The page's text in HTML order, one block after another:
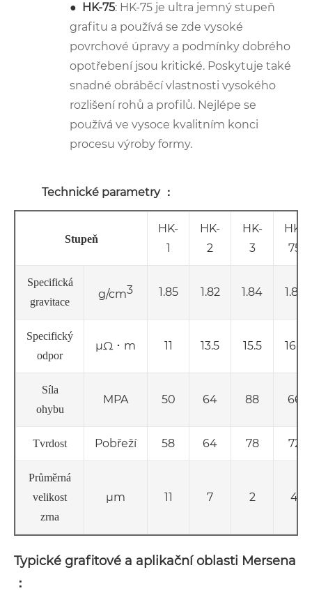
● HK-75: HK-75 je ultra jemný stupeň
grafitu a používá se zde vysoké
povrchové úpravy a podmínky dobrého
opotřebení jsou kritické. Poskytuje také
snadné obráběcí vlastnosti vysokého
rozlišení rohů a profilů. Nejlépe se
používá ve vysoce kvalitním konci
procesu výroby formy.
Technické parametry ：
Stupeň
HK-
1
HK-
2
HK-
3
HK-
75
Specifická
gravitace
g/cm3 1.85 1.82 1.84 1.82
Specifický
odpor
μΩ ･ m 11 13.5 15.5 16.5
Síla
ohybu
MPA 50 64 88 66
Tvrdost Pobřeží 58 64 78 72
Průměrná
velikost
zrna
μm 11 7 2 4
Typické grafitové a aplikační oblasti Mersena
：